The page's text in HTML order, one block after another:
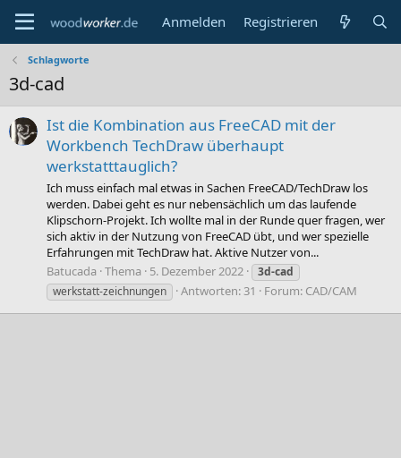
Anmelden Registrieren
Schlagworte
3d-cad
Ist die Kombination aus FreeCAD mit der
Workbench TechDraw überhaupt
werkstatttauglich?
Ich muss einfach mal etwas in Sachen FreeCAD/TechDraw los
werden. Dabei geht es nur nebensächlich um das laufende
Klipschorn-Projekt. Ich wollte mal in der Runde quer fragen, wer
sich aktiv in der Nutzung von FreeCAD übt, und wer spezielle
Erfahrungen mit TechDraw hat. Aktive Nutzer von...
Batucada Thema 5. Dezember 2022
3d-cad
werkstatt-zeichnungen
Antworten: 31 Forum: CAD/CAM